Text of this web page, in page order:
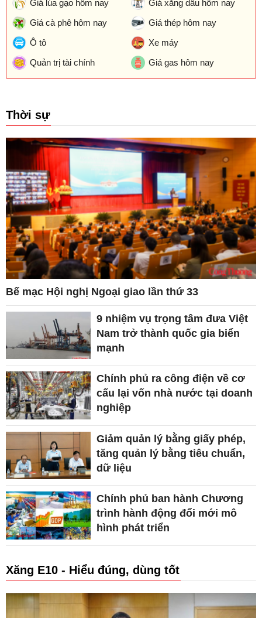
Giá lúa gạo hôm nay
Giá xăng dầu hôm nay
Giá cà phê hôm nay
Giá thép hôm nay
Ô tô
Xe máy
Quản trị tài chính
Giá gas hôm nay
Thời sự
Bế mạc Hội nghị Ngoại giao lần thứ 33
9 nhiệm vụ trọng tâm đưa Việt
Nam trở thành quốc gia biển
mạnh
Chính phủ ra công điện về cơ
cấu lại vốn nhà nước tại doanh
nghiệp
Giảm quản lý bằng giấy phép,
tăng quản lý bằng tiêu chuẩn,
dữ liệu
Chính phủ ban hành Chương
trình hành động đổi mới mô
hình phát triển
Xăng E10 - Hiểu đúng, dùng tốt